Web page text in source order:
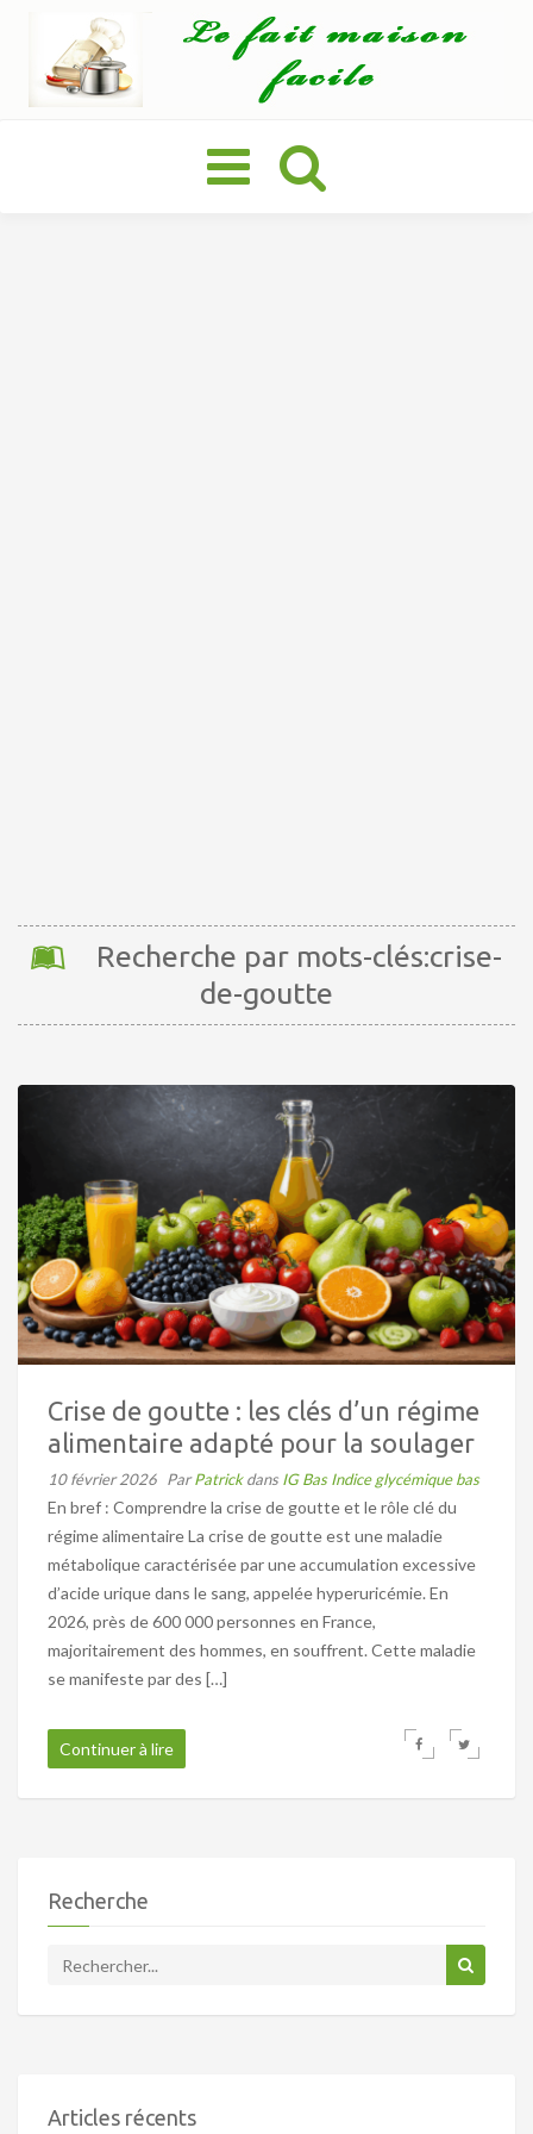
Basculer
la
navigation
Recherche par mots-clés:crise-
de-goutte
Crise de goutte : les clés d’un régime
alimentaire adapté pour la soulager
10 février 2026 ParPatrickdans IG Bas Indice glycémique bas
En bref : Comprendre la crise de goutte et le rôle clé du
régime alimentaire La crise de goutte est une maladie
métabolique caractérisée par une accumulation excessive
d’acide urique dans le sang, appelée hyperuricémie. En
2026, près de 600 000 personnes en France,
majoritairement des hommes, en souffrent. Cette maladie
se manifeste par des […]
Continuer à lire
Recherche
Articles récents